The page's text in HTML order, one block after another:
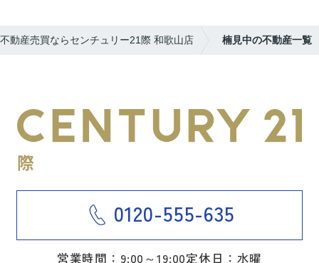
動産売買ならセンチュリー21際 和歌山店 楠見中の不動産一覧
0120-555-635
営業時間：9:00～19:00定休日：水曜